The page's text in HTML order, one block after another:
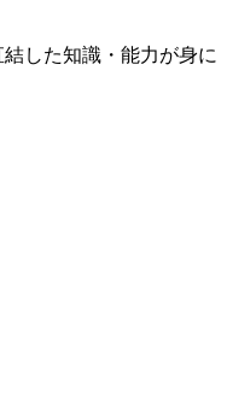
した知識・能力が身に